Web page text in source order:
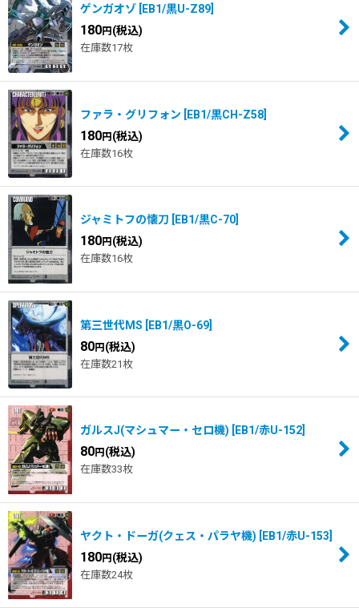
ゲンガオゾ EB1/黒U-Z89
180円 (税込)
在庫数17枚
ファラ・グリフォン EB1/黒CH-Z58
180円 (税込)
在庫数16枚
ジャミトフの懐刀 EB1/黒C-70
180円 (税込)
在庫数16枚
第三世代MS EB1/黒O-69
80円 (税込)
在庫数21枚
ガルスJ(マシュマー・セロ機) EB1/赤U-152
80円 (税込)
在庫数33枚
ヤクト・ドーガ(クェス・パラヤ機) EB1/赤U-153
180円 (税込)
在庫数24枚